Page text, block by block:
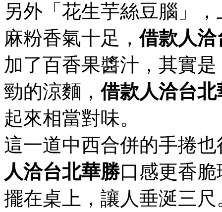
另外「花生芋絲豆腦」
麻粉香氣十足，借款人
加了百香果醬汁，其實
勁的涼麵，借款人洽台北
起來相當對味。
這一道中西合併的手捲
人洽台北華勝口感更香
擺在桌上，讓人垂涎三尺